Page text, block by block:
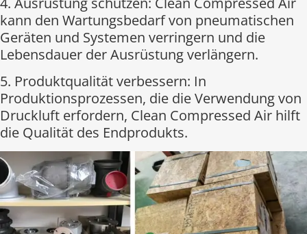
kann den Wartungsbedarf von pneumatischen
Geräten und Systemen verringern und die
Lebensdauer der Ausrüstung verlängern.
5. Produktqualität verbessern: In
Produktionsprozessen, die die Verwendung von
Druckluft erfordern, Clean Compressed Air hilft
die Qualität des Endprodukts.